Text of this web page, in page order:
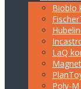
Bioblo
LaQ
Poly-